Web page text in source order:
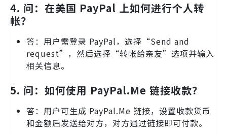
4. 问：在美国 PayPal 上如何进行个人转
帐？
答：用户需登录 PayPal，选择“Send and
request”，然后选择“转帐给亲友”选项并输入
相关信息。
5. 问：如何使用 PayPal.Me 链接收款？
答：用户可生成 PayPal.Me 链接，设置收款货币
和金额后发送给对方，对方通过链接即可付款。